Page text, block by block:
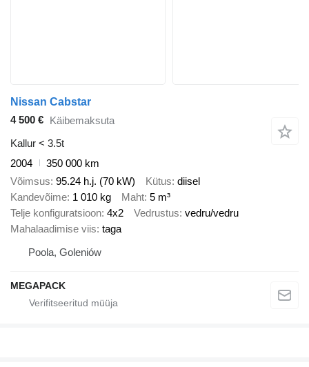
Nissan Cabstar
4 500 € Käibemaksuta
Kallur < 3.5t
2004
350 000 km
Võimsus 95.24 h.j. (70 kW) Kütus diisel
Kandevõime 1 010 kg Maht 5 m³
Telje konfiguratsioon 4x2 Vedrustus vedru/vedru
Mahalaadimise viis taga
Poola, Goleniów
MEGAPACK